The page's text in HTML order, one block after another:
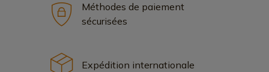
Méthodes de paiement
sécurisées
Expédition internationale